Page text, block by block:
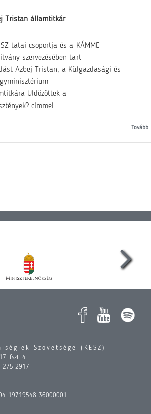
Tristan államtitkár
tatai csoportja és a KÁMME
szervezésében tart
Azbej Tristan, a Külgazdasági és
Üldözöttek a
címmel.
Tovább
Szövetsége (KÉSZ)
fszt. 4.
275 2917
19719548-36000001